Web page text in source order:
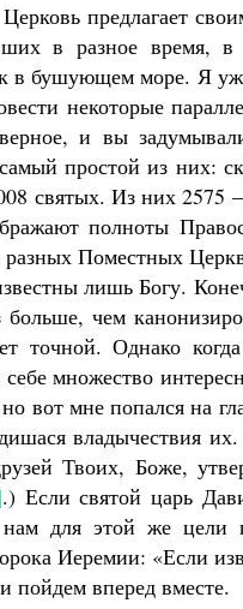
предлагает
в разное время, в
в бушующем море. Я
некоторые
и вы
простой из них:
святых. Из них 2575
полноты
разных Поместных
лишь Богу.
больше, чем
точной. Однако
множество
вот мне попался на
владычествия
Твоих, Боже,
.) Если святой царь
для этой же цели
Иеремии: «Если
пойдем вперед вместе.